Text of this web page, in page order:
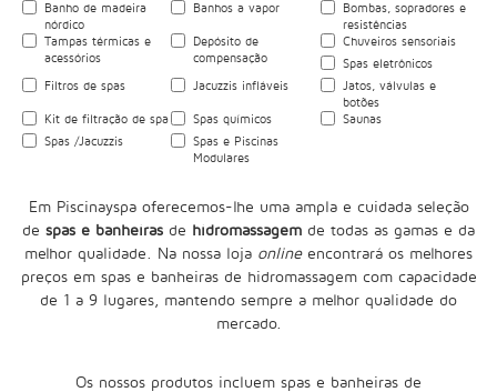
Em Piscinayspa oferecemos-lhe uma ampla e cuidada seleção
de spas e banheiras de hidromassagem de todas as gamas e da
melhor qualidade. Na nossa loja onlineencontrará os melhores
preços em spas e banheiras de hidromassagem com capacidade
de 1 a 9 lugares, mantendo sempre a melhor qualidade do
mercado.
Os nossos produtos incluem spas e banheiras de
Banho de madeira
nórdico
Banhos a vapor
Bombas, sopradores e
resistências
Tampas térmicas e
acessórios
Depósito de
compensação
Chuveiros sensoriais
Spas eletrônicos
Filtros de spas
Jacuzzis infláveis
Jatos, válvulas e
botões
Kit de filtração de spa
Spas químicos
Saunas
Spas /Jacuzzis
Spas e Piscinas
Modulares